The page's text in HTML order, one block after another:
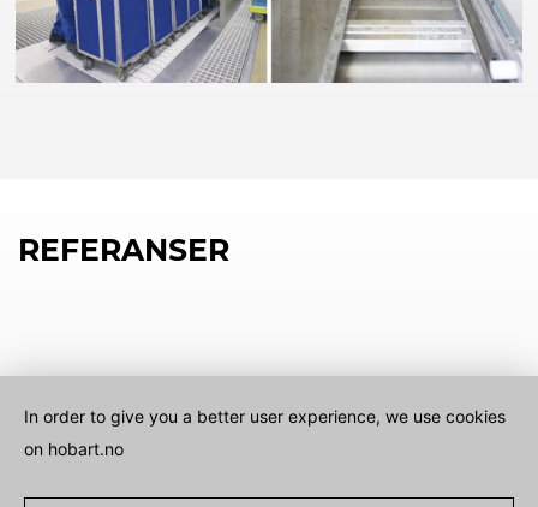
REFERANSER
In order to give you a better user experience, we use cookies
on hobart.no